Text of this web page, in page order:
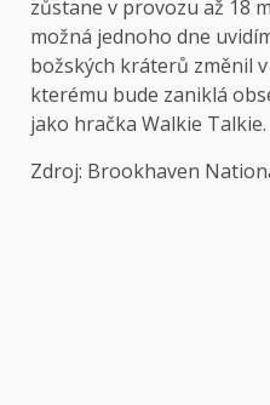
zůstane v provozu až 18
možná jednoho dne
božských kráterů změnil
kterému bude zaniklá
jako hračka Walkie Talkie.
Zdroj: Brookhaven